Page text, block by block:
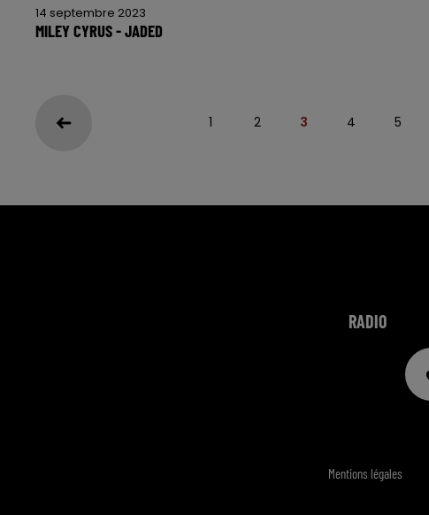
14 septembre 2023
MILEY CYRUS - JADED
1 2 3 4 5
RADIO
Mentions légales